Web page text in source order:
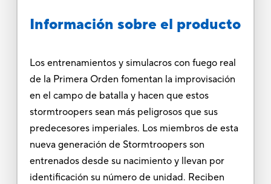
Información sobre el producto
Los entrenamientos y simulacros con fuego real
de la Primera Orden fomentan la improvisación
en el campo de batalla y hacen que estos
stormtroopers sean más peligrosos que sus
predecesores imperiales. Los miembros de esta
nueva generación de Stormtroopers son
entrenados desde su nacimiento y llevan por
identificación su número de unidad. Reciben